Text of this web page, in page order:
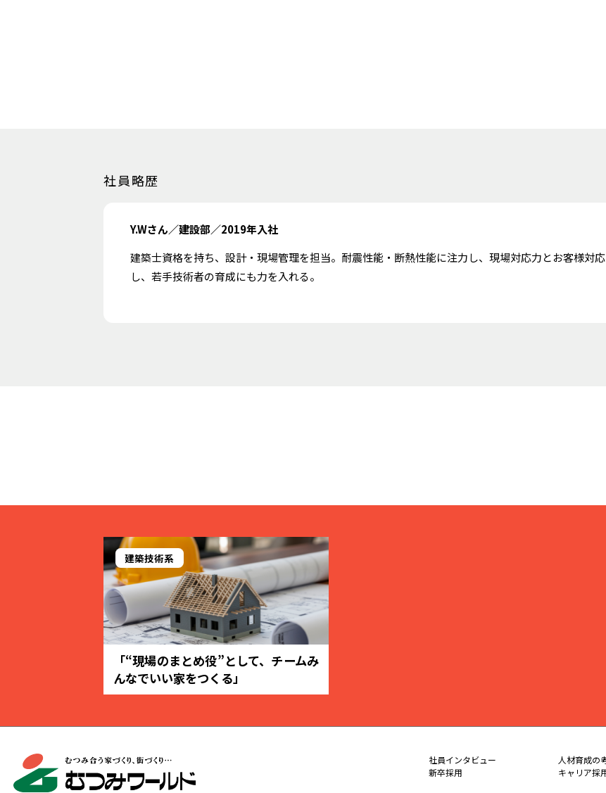
社員略歴
Y.Wさん／建設部／2019年入社
建築士資格を持ち、設計・現場管理を担当。耐震性能・断熱性能に注力し、現場対応力とお客様対
し、若手技術者の育成にも力を入れる。
建築技術系
「“現場のまとめ役”として、チームみ
んなでいい家をつくる」
社員インタビュー 人材育成の
新卒採用
キャリア採